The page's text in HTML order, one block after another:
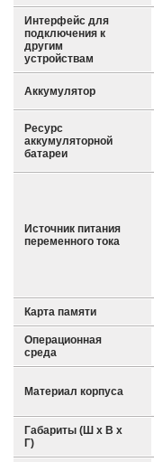
Интерфейс для
подключения к
другим
устройствам
Аккумулятор
Ресурс
аккумуляторной
батареи
Источник питания
переменного тока
Карта памяти
Операционная
среда
Материал корпуса
Габариты (Ш х В х
Г)